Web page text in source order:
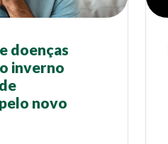
doenças
inverno
novo